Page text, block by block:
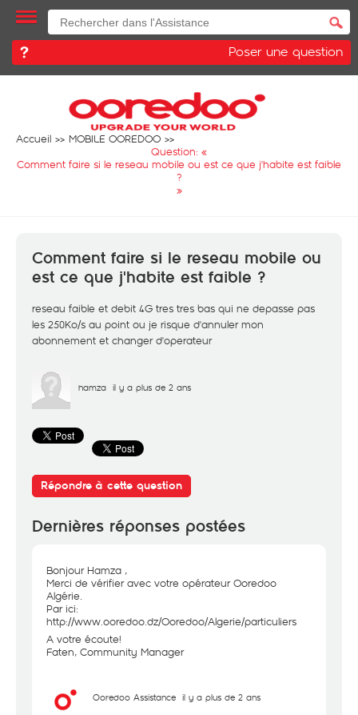
Poser une question
Accueil
MOBILE OOREDOO
Question: «
Comment faire si le reseau mobile ou est ce que j'habite est faible
?
»
Comment faire si le reseau mobile ou
est ce que j'habite est faible ?
reseau faible et debit 4G tres tres bas qui ne depasse pas
les 250Ko/s au point ou je risque d'annuler mon
abonnement et changer d'operateur
hamza il y a plus de 2 ans
Répondre à cette question
Dernières réponses postées
Bonjour Hamza ,
Merci de vérifier avec votre opérateur Ooredoo
Algérie.
Par ici:
http://www.ooredoo.dz/Ooredoo/Algerie/particuliers
A votre écoute!
Faten, Community Manager
Ooredoo Assistance il y a plus de 2 ans